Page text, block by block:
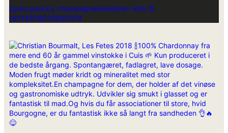
Open post by champagnekaelderen with ID
18118978525805074